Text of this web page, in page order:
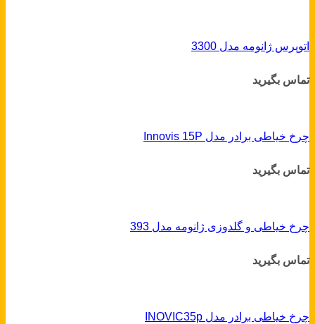
اتوپرس ژانومه مدل 3300
تماس بگیرید
چرخ خیاطی برادر مدل Innovis 15P
تماس بگیرید
چرخ خیاطی و گلدوزی ژانومه مدل 393
تماس بگیرید
چرخ خیاطی برادر مدل INOVIC35p